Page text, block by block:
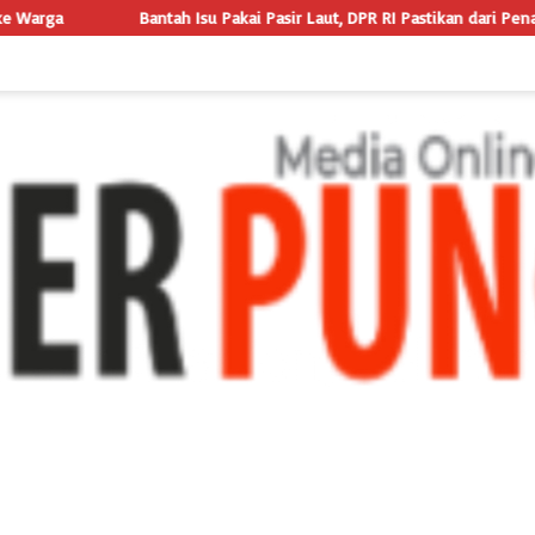
Pasir Laut, DPR RI Pastikan dari Penambang Resmi, Proyek